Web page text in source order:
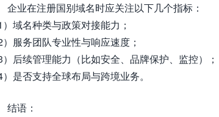
企业在注册国别域名时应关注以下几个指标：
域名种类与政策对接能力；
）服务团队专业性与响应速度；
）后续管理能力（比如安全、品牌保护、监控）；
是否支持全球布局与跨境业务。
结语：